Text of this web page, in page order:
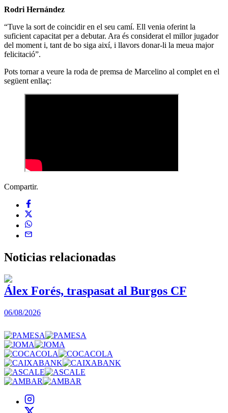
Rodri Hernández
“Tuve la sort de coincidir en el seu camí. Ell venia oferint la
suficient capacitat per a debutar. Ara és considerat el millor jugador
del moment i, tant de bo siga així, i llavors donar-li la meua major
felicitació”.
Pots tornar a veure la roda de premsa de Marcelino al complet en el
següent enllaç:
Compartir.
Noticias relacionadas
Álex Forés, traspasat al Burgos CF
06/08/2026